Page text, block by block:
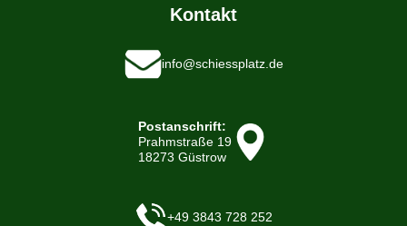
Kontakt
info@schiessplatz.de
Postanschrift:
Prahmstraße 19
18273 Güstrow
+49 3843 728 252